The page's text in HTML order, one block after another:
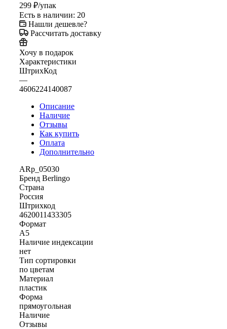
299 ₽/упак
Есть в наличии: 20
Нашли дешевле?
Рассчитать доставку
Хочу в подарок
Характеристики
ШтрихКод
—
4606224140087
Описание
Наличие
Отзывы
Как купить
Оплата
Дополнительно
ARp_05030
Бренд Berlingo
Страна
Россия
Штрихкод
4620011433305
Формат
A5
Наличие индексации
нет
Тип сортировки
по цветам
Материал
пластик
Форма
прямоугольная
Наличие
Отзывы